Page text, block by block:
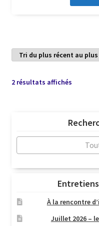
2 résultats affichésTrié
au
plus
ancien
À la rencontre
Juillet 2026 –